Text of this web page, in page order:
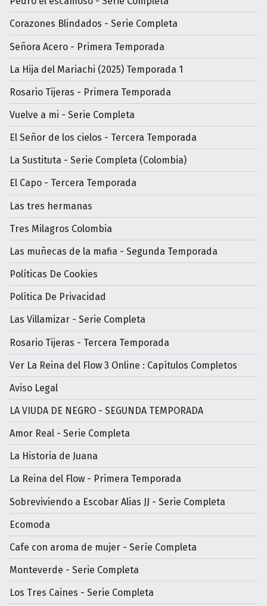
Corazones Blindados - Serie Completa
Señora Acero - Primera Temporada
La Hija del Mariachi (2025) Temporada 1
Rosario Tijeras - Primera Temporada
Vuelve a mi - Serie Completa
El Señor de los cielos - Tercera Temporada
La Sustituta - Serie Completa (Colombia)
El Capo - Tercera Temporada
Las tres hermanas
Tres Milagros Colombia
Las muñecas de la mafia - Segunda Temporada
Políticas De Cookies
Política De Privacidad
Las Villamizar - Serie Completa
Rosario Tijeras - Tercera Temporada
Ver La Reina del Flow 3 Online : Capítulos Completos
Aviso Legal
LA VIUDA DE NEGRO - SEGUNDA TEMPORADA
Amor Real - Serie Completa
La Historia de Juana
La Reina del Flow - Primera Temporada
Sobreviviendo a Escobar Alias JJ - Serie Completa
Ecomoda
Cafe con aroma de mujer - Serìe Completa
Monteverde - Serie Completa
Los Tres Caines - Serie Completa